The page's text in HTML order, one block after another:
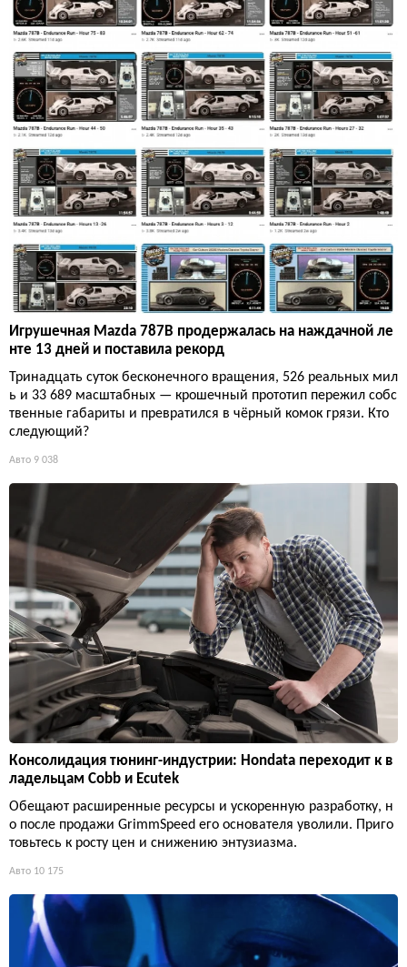
Игрушечная Mazda 787B продержалась на наждачной ле
нте 13 дней и поставила рекорд
Тринадцать суток бесконечного вращения, 526 реальных мил
ь и 33 689 масштабных — крошечный прототип пережил собс
твенные габариты и превратился в чёрный комок грязи. Кто
следующий?
Авто 9 038
Консолидация тюнинг-индустрии: Hondata переходит к в
ладельцам Cobb и Ecutek
Обещают расширенные ресурсы и ускоренную разработку, н
о после продажи GrimmSpeed его основателя уволили. Приго
товьтесь к росту цен и снижению энтузиазма.
Авто 10 175